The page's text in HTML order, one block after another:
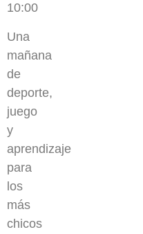
10:00
Una
mañana
de
deporte,
juego
y
aprendizaje
para
los
más
chicos